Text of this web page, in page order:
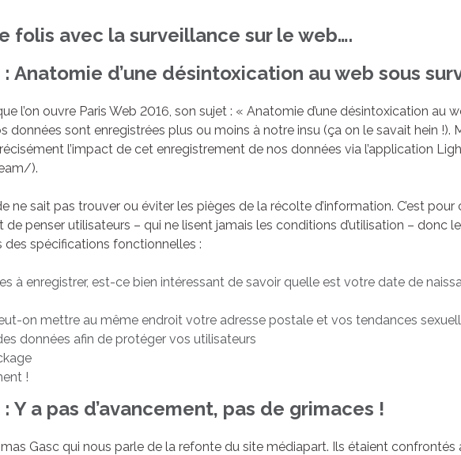
folis avec la surveillance sur le web….
Anatomie d’une désintoxication au web sous
l’on ouvre Paris Web 2016, son sujet : « Anatomie d’une désintoxication au
données sont enregistrées plus ou moins à notre insu (ça on le savait hein !).
l’impact de cet enregistrement de nos données via l’application
).
ne sait pas trouver ou éviter les pièges de la récolte d’information. C’est pour
penser utilisateurs – qui ne lisent jamais les conditions d’utilisation – donc
spécifications fonctionnelles :
à enregistrer, est-ce bien intéressant de savoir quelle est votre date de
on mettre au même endroit votre adresse postale et vos tendances
données afin de protéger vos utilisateurs
!
a pas d’avancement, pas de grimaces !
Gasc qui nous parle de la refonte du site médiapart. Ils étaient confrontés